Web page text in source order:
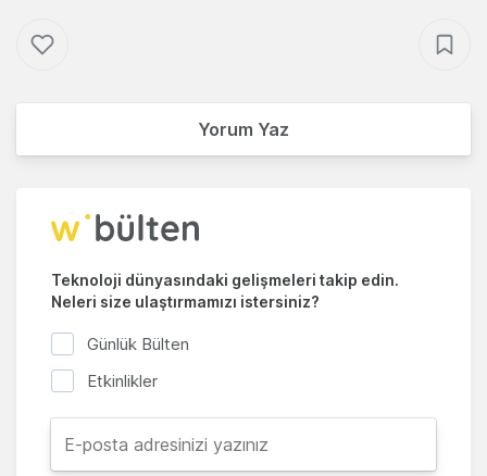
Yorum Yaz
Teknoloji dünyasındaki gelişmeleri takip edin.
Neleri size ulaştırmamızı istersiniz?
Günlük Bülten
Etkinlikler